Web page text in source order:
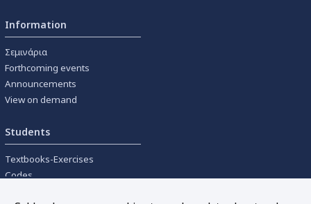
Information
Σεμινάρια
Forthcoming events
Announcements
View on demand
Students
Textbooks-Exercises
Codes